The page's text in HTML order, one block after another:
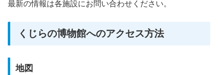
最新の情報は各施設にお問い合わせください。
くじらの博物館へのアクセス方法
地図